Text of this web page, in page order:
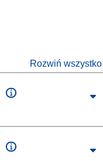
Rozwiń wszystko